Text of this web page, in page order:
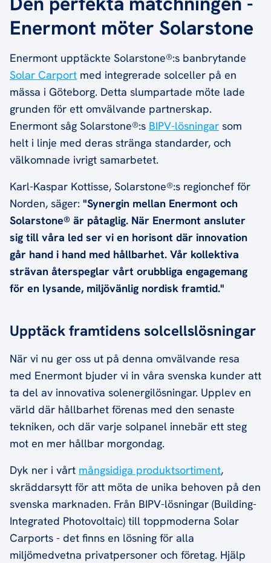
Enermont möter Solarstone
Enermont upptäckte Solarstone®:s banbrytande
Solar Carport med integrerade solceller på en
mässa i Göteborg. Detta slumpartade möte lade
grunden för ett omvälvande partnerskap.
Enermont såg Solarstone®:s BIPV-lösningar som
helt i linje med deras stränga standarder, och
välkomnade ivrigt samarbetet.
Karl-Kaspar Kottisse, Solarstone®:s regionchef för
Norden, säger: "Synergin mellan Enermont och
Solarstone® är påtaglig. När Enermont ansluter
sig till våra led ser vi en horisont där innovation
går hand i hand med hållbarhet. Vår kollektiva
strävan återspeglar vårt orubbliga engagemang
för en lysande, miljövänlig nordisk framtid."
Upptäck framtidens solcellslösningar
När vi nu ger oss ut på denna omvälvande resa
med Enermont bjuder vi in våra svenska kunder att
ta del av innovativa solenergilösningar. Upplev en
värld där hållbarhet förenas med den senaste
tekniken, och där varje solpanel innebär ett steg
mot en mer hållbar morgondag.
Dyk ner i vårt mångsidiga produktsortiment,
skräddarsytt för att möta de unika behoven på den
svenska marknaden. Från BIPV-lösningar (Building-
Integrated Photovoltaic) till toppmoderna Solar
Carports - det finns en lösning för alla
miljömedvetna privatpersoner och företag. Hjälp